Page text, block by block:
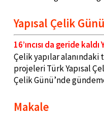
Yapısal Çelik Günü
16’ıncısı da geride kaldı
Çelik yapılar
projeleri Türk Yapısal
Çelik Günü’nde
Makale